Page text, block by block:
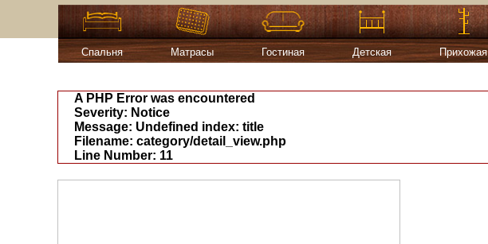
Спальня Матрасы Гостиная Детская Прихожая
A PHP Error was encountered
Severity: Notice
Message: Undefined index: title
Filename: category/detail_view.php
Line Number: 11